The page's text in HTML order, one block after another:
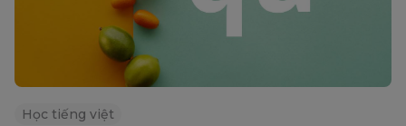
Học tiếng việt